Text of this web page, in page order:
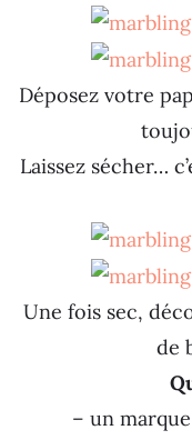
Déposez votre
Laissez sécher…
Une fois sec,
de
– un